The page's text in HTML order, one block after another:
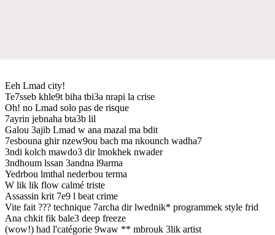
Eeh Lmad city!
Te7sseb khle9t biha tbi3a nrapi la crise
Oh! no Lmad solo pas de risque
7ayrin jebnaha bta3b lil
Galou 3ajib Lmad w ana mazal ma bdit
7esbouna ghir nzew9ou bach ma nkounch wadha7
3ndi kolch mawdo3 dir lmokhek nwader
3ndhoum lssan 3andna l9arma
Yedrbou lmthal nederbou terma
W lik lik flow calmé triste
Assassin krit 7e9 l beat crime
Vite fait ??? technique 7archa dir lwednik* programmek style frid
Ana chkit fik bale3 deep freeze
(wow!) had l'catégorie 9waw ** mbrouk 3lik artist